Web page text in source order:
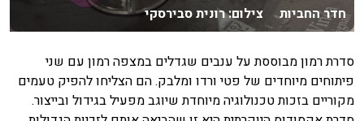
חדר החביות צילום: רונית סבירסקי
סדרת רמון מבוססת על ענבים שגדלים במצפה רמון עם שני
פיתוחים מיוחדים של פטי ורדו ומלבק. הם הצליחו להפיק טעמים
מקוריים בזכות טכנולוגיה מיוחדת שיוגב מפעיל בגידול ובייצור.